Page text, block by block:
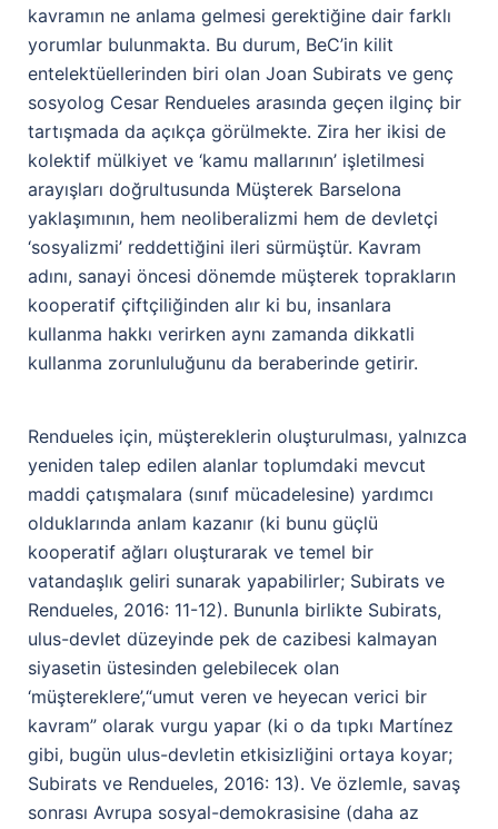
kavramın ne anlama gelmesi gerektiğine dair farklı
yorumlar bulunmakta. Bu durum, BeC’in kilit
entelektüellerinden biri olan Joan Subirats ve genç
sosyolog Cesar Rendueles arasında geçen ilginç bir
tartışmada da açıkça görülmekte. Zira her ikisi de
kolektif mülkiyet ve ‘kamu mallarının’ işletilmesi
arayışları doğrultusunda Müşterek Barselona
yaklaşımının, hem neoliberalizmi hem de devletçi
‘sosyalizmi’ reddettiğini ileri sürmüştür. Kavram
adını, sanayi öncesi dönemde müşterek toprakların
kooperatif çiftçiliğinden alır ki bu, insanlara
kullanma hakkı verirken aynı zamanda dikkatli
kullanma zorunluluğunu da beraberinde getirir.
Rendueles için, müştereklerin oluşturulması, yalnızca
yeniden talep edilen alanlar toplumdaki mevcut
maddi çatışmalara (sınıf mücadelesine) yardımcı
olduklarında anlam kazanır (ki bunu güçlü
kooperatif ağları oluşturarak ve temel bir
vatandaşlık geliri sunarak yapabilirler; Subirats ve
Rendueles, 2016: 11-12). Bununla birlikte Subirats,
ulus-devlet düzeyinde pek de cazibesi kalmayan
siyasetin üstesinden gelebilecek olan
‘müştereklere’,“umut veren ve heyecan verici bir
kavram” olarak vurgu yapar (ki o da tıpkı Martínez
gibi, bugün ulus-devletin etkisizliğini ortaya koyar;
Subirats ve Rendueles, 2016: 13). Ve özlemle, savaş
sonrası Avrupa sosyal-demokrasisine (daha az